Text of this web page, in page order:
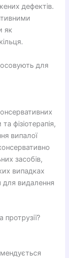
дефектів.
як
для
фізіотерапія,
випалої
засобів,
випадках
для видалення
протрузії?